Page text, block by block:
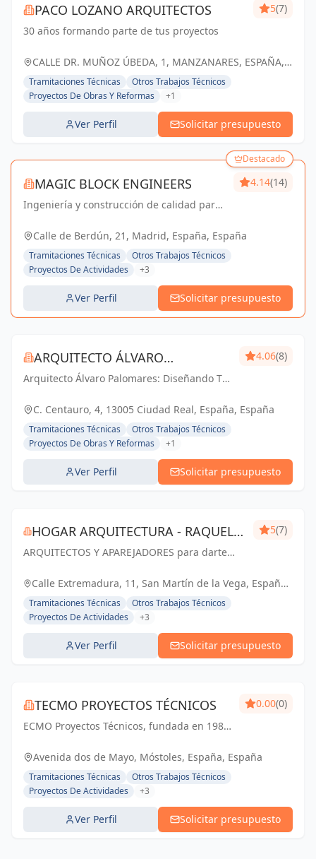
PACO LOZANO ARQUITECTOS
30 años formando parte de tus proyectos
5(7)
CALLE DR. MUÑOZ ÚBEDA, 1, MANZANARES, ESPAÑA,
España
Tramitaciones Técnicas
Otros Trabajos Técnicos
Proyectos De Obras Y Reformas
+1
Ver Perfil Solicitar presupuesto
Destacado
MAGIC BLOCK ENGINEERS
Ingeniería y construcción de calidad para
Nueva.
4.14(14)
Calle de Berdún, 21, Madrid, España, España
Tramitaciones Técnicas
Otros Trabajos Técnicos
Proyectos De Actividades
+3
Ver Perfil Solicitar presupuesto
ARQUITECTO ÁLVARO
PALOMARES
Arquitecto Álvaro Palomares: Diseñando Tu
4.06(8)
C. Centauro, 4, 13005 Ciudad Real, España, España
Tramitaciones Técnicas
Otros Trabajos Técnicos
Proyectos De Obras Y Reformas
+1
Ver Perfil Solicitar presupuesto
HOGAR ARQUITECTURA - RAQUEL
SANZ PINTO
ARQUITECTOS Y APAREJADORES para darte
5(7)
Calle Extremadura, 11, San Martín de la Vega, España,
España
Tramitaciones Técnicas
Otros Trabajos Técnicos
Proyectos De Actividades
+3
Ver Perfil Solicitar presupuesto
TECMO PROYECTOS TÉCNICOS
ECMO Proyectos Técnicos, fundada en 1989,
experiencia en la elaboración y tramitación
de proyectos de ingeniería, tanto
industriales,...
0.00(0)
Avenida dos de Mayo, Móstoles, España, España
Tramitaciones Técnicas
Otros Trabajos Técnicos
Proyectos De Actividades
+3
Ver Perfil Solicitar presupuesto